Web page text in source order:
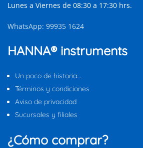
Lunes a Viernes de 08:30 a 17:30 hrs.
WhatsApp: 99935 1624
HANNA® instruments
Un poco de historia…
Términos y condiciones
Aviso de privacidad
Sucursales y filiales
¿Cómo comprar?